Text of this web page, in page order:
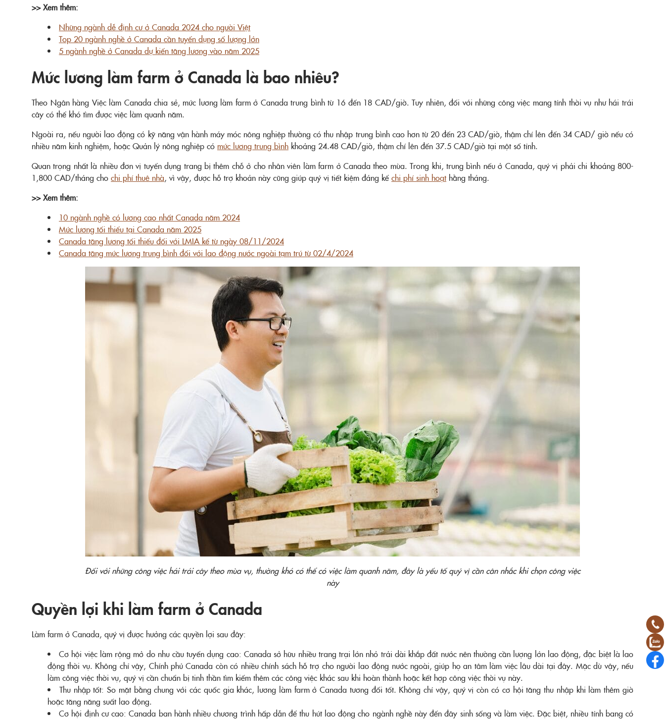
>> Xem thêm:
Những ngành dễ định cư ở Canada 2024 cho người Việt
Top 20 ngành nghề ở Canada cần tuyển dụng số lượng lớn
5 ngành nghề ở Canada dự kiến tăng lương vào năm 2025
Mức lương làm farm ở Canada là bao nhiêu?
Theo Ngân hàng Việc làm Canada chia sẻ, mức lương làm farm ở Canada trung bình từ 16 đến 18 CAD/giờ. Tuy nhiên, đối với những công việc mang tính thời vụ như hái trái
cây có thể khó tìm được việc làm quanh năm.
Ngoài ra, nếu người lao động có kỹ năng vận hành máy móc nông nghiệp thường có thu nhập trung bình cao hơn từ 20 đến 23 CAD/giờ, thậm chí lên đến 34 CAD/ giờ nếu có
nhiều năm kinh nghiệm, hoặc Quản lý nông nghiệp có mức lương trung bình khoảng 24.48 CAD/giờ, thậm chí lên đến 37.5 CAD/giờ tại một số tỉnh.
Quan trọng nhất là nhiều đơn vị tuyển dụng trang bị thêm chỗ ở cho nhân viên làm farm ở Canada theo mùa. Trong khi, trung bình nếu ở Canada, quý vị phải chi khoảng 800-
1,800 CAD/tháng cho chi phí thuê nhà, vì vậy, được hỗ trợ khoản này cũng giúp quý vị tiết kiệm đáng kể chi phí sinh hoạt hằng tháng.
>> Xem thêm:
10 ngành nghề có lương cao nhất Canada năm 2024
Mức lương tối thiểu tại Canada năm 2025
Canada tăng lương tối thiểu đối với LMIA kể từ ngày 08/11/2024
Canada tăng mức lương trung bình đối với lao động nước ngoài tạm trú từ 02/4/2024
Đối với những công việc hái trái cây theo mùa vụ, thường khó có thể có việc làm quanh năm, đây là yếu tố quý vị cần cân nhắc khi chọn công việc
này
Quyền lợi khi làm farm ở Canada
Làm farm ở Canada, quý vị được hưởng các quyền lợi sau đây:
Cơ hội việc làm rộng mở do nhu cầu tuyển dụng cao: Canada sở hữu nhiều trang trại lớn nhỏ trải dài khắp đất nước nên thường cần lượng lớn lao động, đặc biệt là lao
động thời vụ. Không chỉ vậy, Chính phủ Canada còn có nhiều chính sách hỗ trợ cho người lao động nước ngoài, giúp họ an tâm làm việc lâu dài tại đây. Mặc dù vậy, nếu
làm công việc thời vụ, quý vị cần chuẩn bị tinh thần tìm kiếm thêm các công việc khác sau khi hoàn thành hoặc kết hợp công việc thời vụ này.
Thu nhập tốt: So mặt bằng chung với các quốc gia khác, lương làm farm ở Canada tương đối tốt. Không chỉ vậy, quý vị còn có cơ hội tăng thu nhập khi làm thêm giờ
hoặc tăng năng suất lao động.
Cơ hội định cư cao: Canada ban hành nhiều chương trình hấp dẫn để thu hút lao động cho ngành nghề này đến đây sinh sống và làm việc. Đặc biệt, nhiều tỉnh bang có